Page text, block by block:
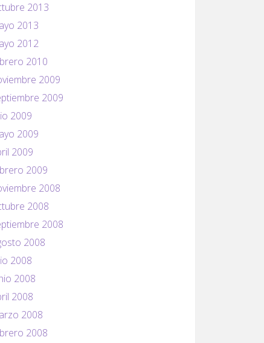
2013
2013
2012
2010
2009
2009
2009
2009
2009
2009
2008
2008
2008
2008
2008
2008
2008
2008
2008